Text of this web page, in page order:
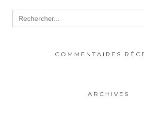
Search
for:
COMMENTAIRES
ARCHIVES